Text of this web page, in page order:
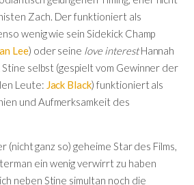
Zach. Der funktioniert als
wenig wie sein Sidekick Champ
Lee) oder seine love interestHannah
Stine selbst (gespielt vom Gewinner der
Leute: Jack Black) funktioniert als
und Aufmerksamkeit des
(nicht ganz so) geheime Star des Films,
ein wenig verwirrt zu haben
neben Stine simultan noch die